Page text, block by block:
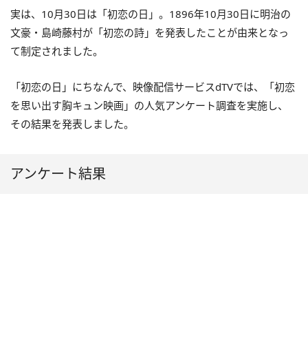
実は、10月30日は「初恋の日」。1896年10月30日に明治の
文豪・島崎藤村が「初恋の詩」を発表したことが由来となっ
て制定されました。
「初恋の日」にちなんで、映像配信サービスdTVでは、「初恋
を思い出す胸キュン映画」の人気アンケート調査を実施し、
その結果を発表しました。
アンケート結果